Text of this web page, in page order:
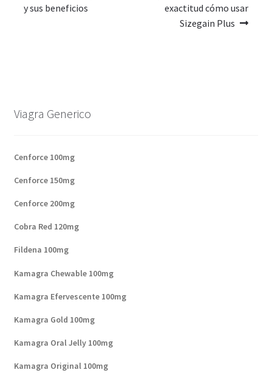
y sus beneficios
exactitud cómo usar
Sizegain Plus
Viagra Generico
Cenforce 100mg
Cenforce 150mg
Cenforce 200mg
Cobra Red 120mg
Fildena 100mg
Kamagra Chewable 100mg
Kamagra Efervescente 100mg
Kamagra Gold 100mg
Kamagra Oral Jelly 100mg
Kamagra Original 100mg